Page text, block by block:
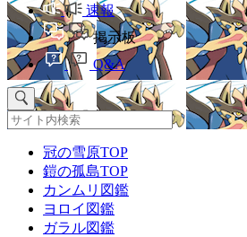
速報
掲示板
Q&A
冠の雪原TOP
鎧の孤島TOP
カンムリ図鑑
ヨロイ図鑑
ガラル図鑑